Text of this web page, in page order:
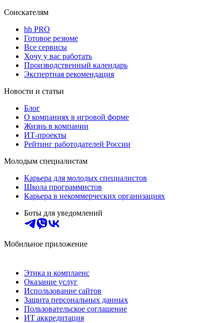
Соискателям
hh PRO
Готовое резюме
Все сервисы
Хочу у вас работать
Производственный календарь
Экспертная рекомендация
Новости и статьи
Блог
О компаниях в игровой форме
Жизнь в компании
ИТ-проекты
Рейтинг работодателей России
Молодым специалистам
Карьера для молодых специалистов
Школа программистов
Карьера в некоммерческих организациях
Боты для уведомлений
Мобильное приложение
Этика и комплаенс
Оказание услуг
Использование сайтов
Защита персональных данных
Пользовательское соглашение
ИТ аккредитация